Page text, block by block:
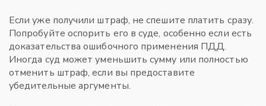
Если уже получили штраф, не спешите платить сразу.
Попробуйте оспорить его в суде, особенно если есть
доказательства ошибочного применения ПДД.
Иногда суд может уменьшить сумму или полностью
отменить штраф, если вы предоставите
убедительные аргументы.